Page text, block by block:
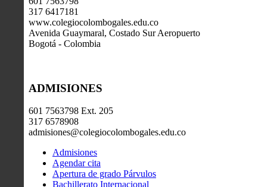
317 6417181
www.colegiocolombogales.edu.co
Avenida Guaymaral, Costado Sur Aeropuerto
Bogotá - Colombia
ADMISIONES
601 7563798 Ext. 205
317 6578908
admisiones@colegiocolombogales.edu.co
Admisiones
Agendar cita
Apertura de grado Párvulos
Bachillerato Internacional